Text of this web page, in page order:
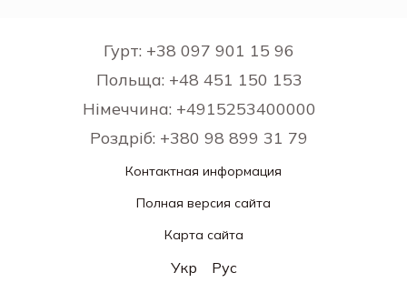
Гурт: +38 097 901 15 96
Польща: +48 451 150 153
Німеччина: +4915253400000
Роздріб: +380 98 899 31 79
Контактная информация
Полная версия сайта
Карта сайта
Укр Рус